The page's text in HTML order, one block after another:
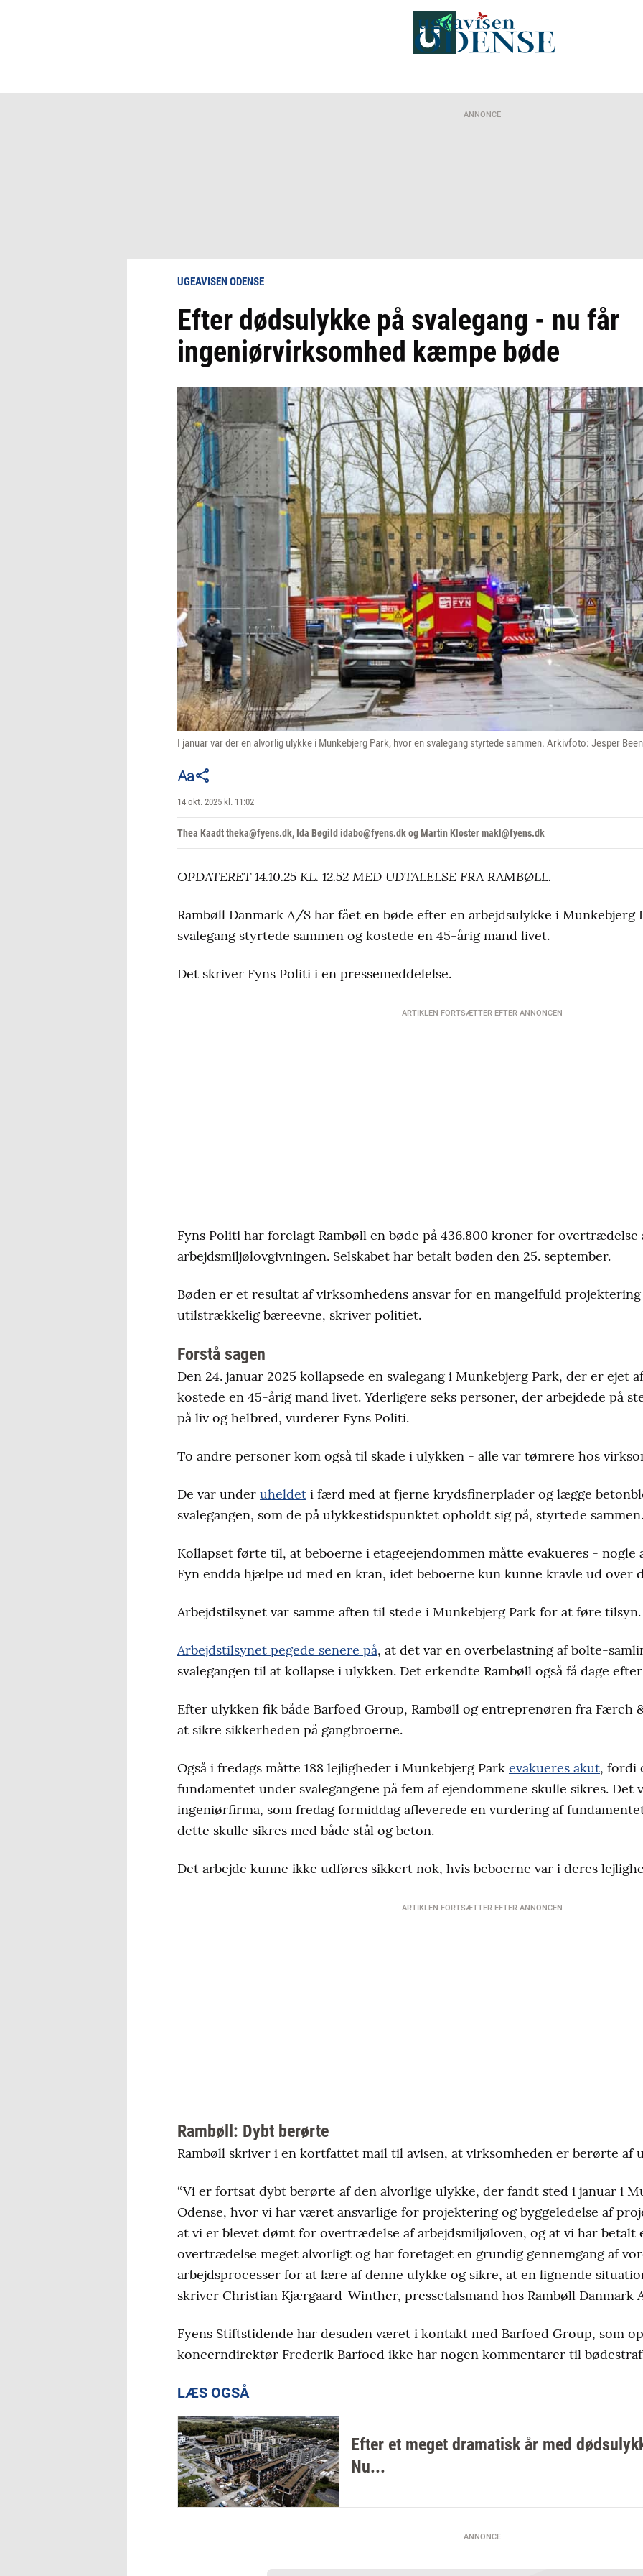
ANNONCE
UGEAVISEN ODENSE
Efter dødsulykke på svalegang - nu får
ingeniørvirksomhed kæmpe bøde
I januar var der en alvorlig ulykke i Munkebjerg Park, hvor en svalegang styrtede sammen. Arkivfoto: Jesper
14 okt. 2025 kl. 11:02
Thea Kaadt theka@fyens.dk, Ida Bøgild idabo@fyens.dk og Martin Kloster makl@fyens.dk
OPDATERET 14.10.25 KL. 12.52 MED UDTALELSE FRA RAMBØLL.
Rambøll Danmark A/S har fået en bøde efter en arbejdsulykke i Munkebjerg
svalegang styrtede sammen og kostede en 45-årig mand livet.
Det skriver Fyns Politi i en pressemeddelelse.
ARTIKLEN FORTSÆTTER EFTER ANNONCEN
Fyns Politi har forelagt Rambøll en bøde på 436.800 kroner for overtrædelse
arbejdsmiljølovgivningen. Selskabet har betalt bøden den 25. september.
Bøden er et resultat af virksomhedens ansvar for en mangelfuld projektering
utilstrækkelig bæreevne, skriver politiet.
Forstå sagen
Den 24. januar 2025 kollapsede en svalegang i Munkebjerg Park, der er ejet
kostede en 45-årig mand livet. Yderligere seks personer, der arbejdede på
på liv og helbred, vurderer Fyns Politi.
To andre personer kom også til skade i ulykken - alle var tømrere hos
De var under uheldet i færd med at fjerne krydsfinerplader og lægge
svalegangen, som de på ulykkestidspunktet opholdt sig på, styrtede sammen.
Kollapset førte til, at beboerne i etageejendommen måtte evakueres - nogle
Fyn endda hjælpe ud med en kran, idet beboerne kun kunne kravle ud over
Arbejdstilsynet var samme aften til stede i Munkebjerg Park for at føre tilsyn.
Arbejdstilsynet pegede senere på, at det var en overbelastning af bolte-
svalegangen til at kollapse i ulykken. Det erkendte Rambøll også få dage
Efter ulykken fik både Barfoed Group, Rambøll og entreprenøren fra Færch
at sikre sikkerheden på gangbroerne.
Også i fredags måtte 188 lejligheder i Munkebjerg Park evakueres akut, fordi
fundamentet under svalegangene på fem af ejendommene skulle sikres. Det
ingeniørfirma, som fredag formiddag afleverede en vurdering af
dette skulle sikres med både stål og beton.
Det arbejde kunne ikke udføres sikkert nok, hvis beboerne var i deres
ARTIKLEN FORTSÆTTER EFTER ANNONCEN
Rambøll: Dybt berørte
Rambøll skriver i en kortfattet mail til avisen, at virksomheden er berørte af
“Vi er fortsat dybt berørte af den alvorlige ulykke, der fandt sted i januar i
Odense, hvor vi har været ansvarlige for projektering og byggeledelse af
at vi er blevet dømt for overtrædelse af arbejdsmiljøloven, og at vi har betalt
overtrædelse meget alvorligt og har foretaget en grundig gennemgang af
arbejdsprocesser for at lære af denne ulykke og sikre, at en lignende
skriver Christian Kjærgaard-Winther, pressetalsmand hos Rambøll Danmark
Fyens Stiftstidende har desuden været i kontakt med Barfoed Group, som
koncerndirektør Frederik Barfoed ikke har nogen kommentarer til
LÆS OGSÅ
Efter et meget dramatisk år med
Nu...
ANNONCE